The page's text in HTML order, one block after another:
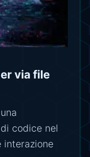
via file
codice nel
interazione